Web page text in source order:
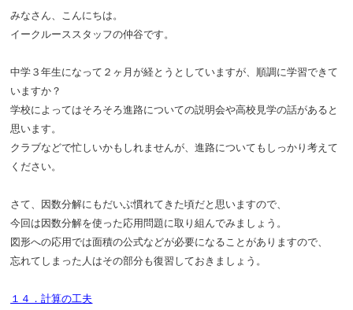
みなさん、こんにちは。
イークルーススタッフの仲谷です。
中学３年生になって２ヶ月が経とうとしていますが、順調に学習できて
いますか？
学校によってはそろそろ進路についての説明会や高校見学の話があると
思います。
クラブなどで忙しいかもしれませんが、進路についてもしっかり考えて
ください。
さて、因数分解にもだいぶ慣れてきた頃だと思いますので、
今回は因数分解を使った応用問題に取り組んでみましょう。
図形への応用では面積の公式などが必要になることがありますので、
忘れてしまった人はその部分も復習しておきましょう。
１４．計算の工夫